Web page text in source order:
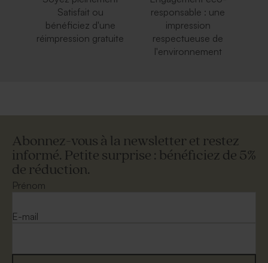
Satisfait ou
bénéficiez d'une
réimpression gratuite
responsable : une
impression
respectueuse de
l'environnement
Abonnez-vous à la newsletter et restez
informé. Petite surprise : bénéficiez de 5%
de réduction.
Prénom
E-mail